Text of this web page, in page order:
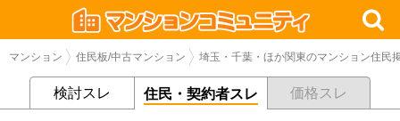
マンション 住民板/中古マンション 埼玉・千葉・ほか関東のマンション住民
検討スレ 住民・契約者スレ 価格スレ